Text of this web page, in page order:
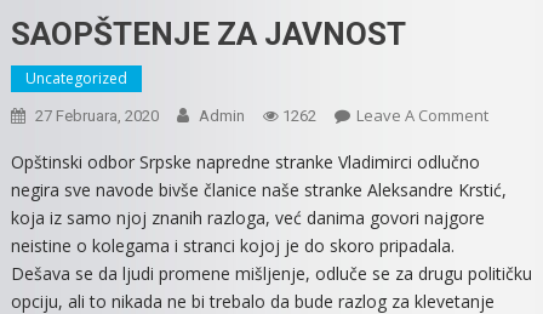
SAOPŠTENJE ZA JAVNOST
Uncategorized
27 Februara, 2020 Admin 1262 Leave A CommentOn
Opštinski odbor Srpske napredne stranke Vladimirci odlučno
negira sve navode bivše članice naše stranke Aleksandre Krstić,
koja iz samo njoj znanih razloga, već danima govori najgore
neistine o kolegama i stranci kojoj je do skoro pripadala.
Dešava se da ljudi promene mišljenje, odluče se za drugu političku
opciju, ali to nikada ne bi trebalo da bude razlog za klevetanje